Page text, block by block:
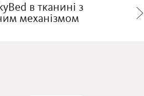
в тканині з
механізмом